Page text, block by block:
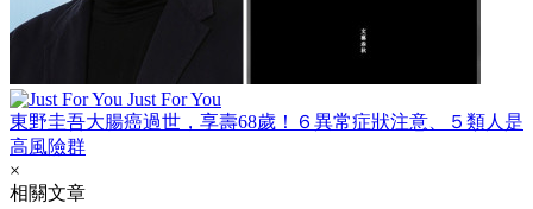
Just For You
東野圭吾大腸癌過世，享壽68歲！６異常症狀注意、５類人是
高風險群
×
相關文章